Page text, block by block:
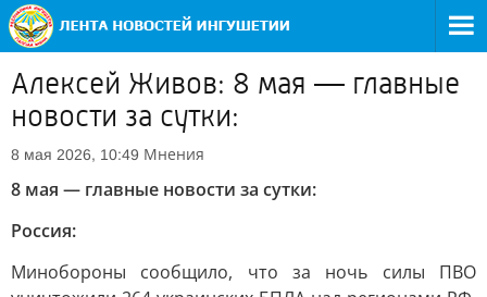
Алексей Живов: 8 мая — главные
новости за сутки:
8 мая 2026, 10:49 Мнения
8 мая — главные новости за сутки:
Россия:
Минобороны сообщило, что за ночь силы ПВО